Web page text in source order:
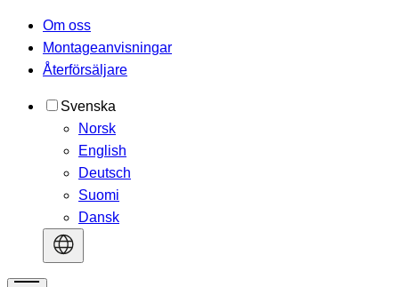
Om oss
Montageanvisningar
Återförsäljare
Svenska
Norsk
English
Deutsch
Suomi
Dansk